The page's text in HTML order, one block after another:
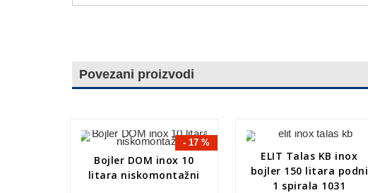
Povezani proizvodi
- 17 %
Bojler DOM inox 10
litara niskomontažni
ELIT Talas KB inox
bojler 150 litara podni
1 spirala 1031